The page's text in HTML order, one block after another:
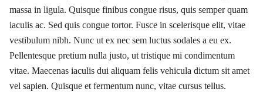
massa in ligula. Quisque finibus congue risus, quis semper quam
iaculis ac. Sed quis congue tortor. Fusce in scelerisque elit, vitae
vestibulum nibh. Nunc ut ex nec sem luctus sodales a eu ex.
Pellentesque pretium nulla justo, ut tristique mi condimentum
vitae. Maecenas iaculis dui aliquam felis vehicula dictum sit amet
vel sapien. Quisque et fermentum nunc, vitae cursus tellus.